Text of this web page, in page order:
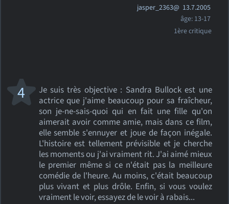
jasper_2363@ 13.7.2005
âge: 13-17
1ère critique
Je suis très objective : Sandra Bullock est une
actrice que j'aime beaucoup pour sa fraîcheur,
son je-ne-sais-quoi qui en fait une fille qu'on
aimerait avoir comme amie, mais dans ce film,
elle semble s'ennuyer et joue de façon inégale.
L'histoire est tellement prévisible et je cherche
les moments ou j'ai vraiment rit. J'ai aimé mieux
le premier même si ce n'était pas la meilleure
comédie de l'heure. Au moins, c'était beaucoup
plus vivant et plus drôle. Enfin, si vous voulez
vraiment le voir, essayez de le voir à rabais...
4